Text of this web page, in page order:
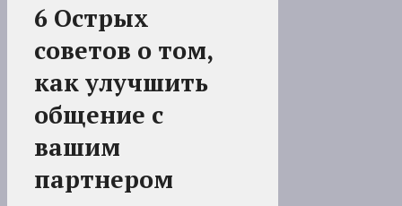
6 Острых
советов о том,
как улучшить
общение с
вашим
партнером